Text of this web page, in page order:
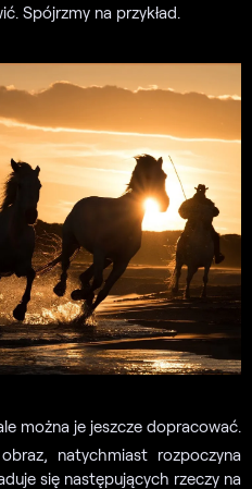
Spójrzmy na przykład.
można je jeszcze dopracować.
natychmiast rozpoczyna
się następujących rzeczy na